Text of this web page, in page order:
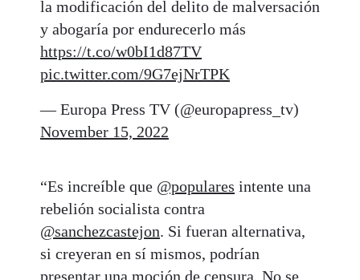
la modificación del delito de malversación
y abogaría por endurecerlo más
https://t.co/w0bI1d87TV
pic.twitter.com/9G7ejNrTPK
— Europa Press TV (@europapress_tv)
November 15, 2022
“Es increíble que @populares intente una
rebelión socialista contra
@sanchezcastejon. Si fueran alternativa,
si creyeran en sí mismos, podrían
presentar una moción de censura. No se